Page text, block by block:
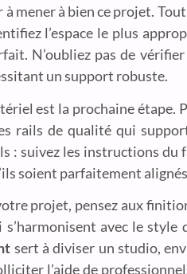
à mener à bien ce projet.
l’espace le plus
N’oubliez pas de
un support robuste.
est la prochaine étape.
rails de qualité qui
: suivez les instructions du
soient parfaitement
projet, pensez aux
s’harmonisent avec le style
sert à diviser un studio,
l’aide de